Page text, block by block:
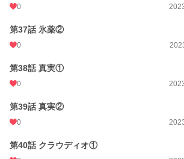
0
第37話 氷薬②
0
第38話 真実①
0
第39話 真実②
0
第40話 クラウディオ①